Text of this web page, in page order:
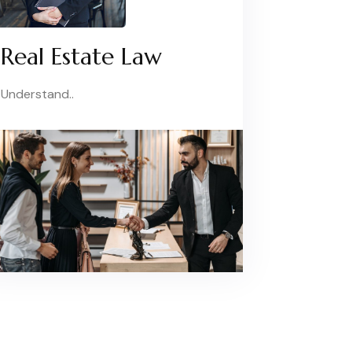
Real Estate Law
Understand..